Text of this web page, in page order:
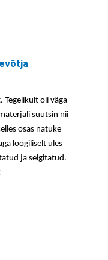
Tegelikult oli väga
suutsin nii
osas natuke
loogiliselt üles
ja selgitatud.